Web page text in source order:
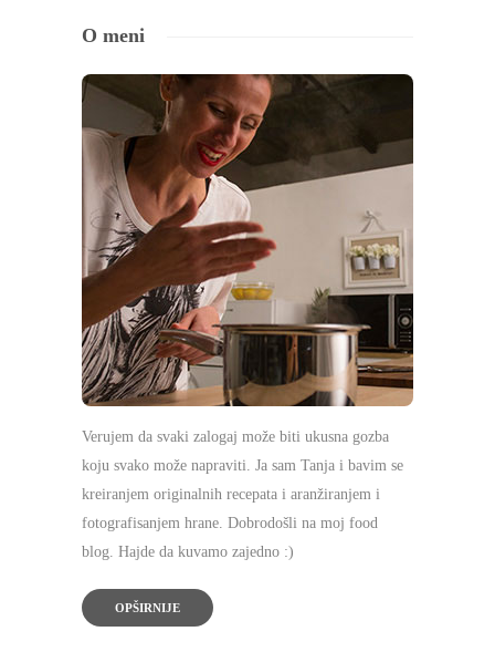
O meni
Verujem da svaki zalogaj može biti ukusna gozba
koju svako može napraviti. Ja sam Tanja i bavim se
kreiranjem originalnih recepata i aranžiranjem i
fotografisanjem hrane. Dobrodošli na moj food
blog. Hajde da kuvamo zajedno :)
OPŠIRNIJE